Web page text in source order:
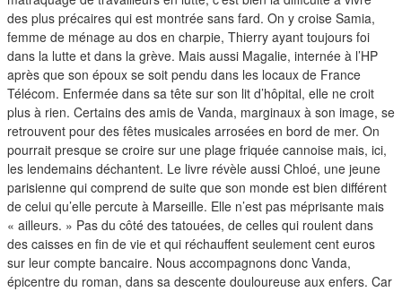
des plus précaires qui est montrée sans fard. On y croise Samia,
femme de ménage au dos en charpie, Thierry ayant toujours foi
dans la lutte et dans la grève. Mais aussi Magalie, internée à l’HP
après que son époux se soit pendu dans les locaux de France
Télécom. Enfermée dans sa tête sur son lit d’hôpital, elle ne croit
plus à rien. Certains des amis de Vanda, marginaux à son image, se
retrouvent pour des fêtes musicales arrosées en bord de mer. On
pourrait presque se croire sur une plage friquée cannoise mais, ici,
les lendemains déchantent. Le livre révèle aussi Chloé, une jeune
parisienne qui comprend de suite que son monde est bien différent
de celui qu’elle percute à Marseille. Elle n’est pas méprisante mais
« ailleurs. » Pas du côté des tatouées, de celles qui roulent dans
des caisses en fin de vie et qui réchauffent seulement cent euros
sur leur compte bancaire. Nous accompagnons donc Vanda,
épicentre du roman, dans sa descente douloureuse aux enfers. Car